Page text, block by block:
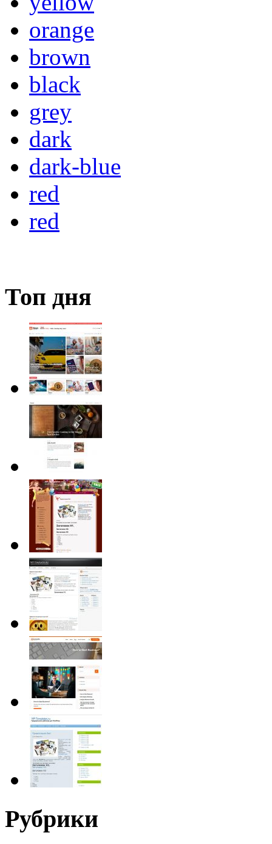
orange
brown
black
grey
dark
dark-blue
red
red
Топ дня
Рубрики